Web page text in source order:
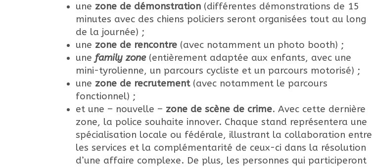
une zone de démonstration (différentes démonstrations de 15
minutes avec des chiens policiers seront organisées tout au long
de la journée) ;
une zone de rencontre (avec notamment un photo booth) ;
une family zone(entièrement adaptée aux enfants, avec une
mini-tyrolienne, un parcours cycliste et un parcours motorisé) ;
une zone de recrutement(avec notamment le parcours
fonctionnel) ;
et une – nouvelle – zone de scène de crime. Avec cette dernière
zone, la police souhaite innover. Chaque stand représentera une
spécialisation locale ou fédérale, illustrant la collaboration entre
les services et la complémentarité de ceux-ci dans la résolution
d’une affaire complexe. De plus, les personnes qui participeront